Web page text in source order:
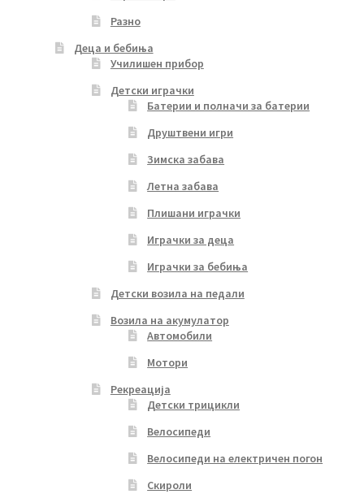
Разно
Деца и бебиња
Училишен прибор
Детски играчки
Батерии и полначи за батерии
Друштвени игри
Зимска забава
Летна забава
Плишани играчки
Играчки за деца
Играчки за бебиња
Детски возила на педали
Возила на акумулатор
Автомобили
Мотори
Рекреација
Детски трицикли
Велосипеди
Велосипеди на електричен погон
Скироли